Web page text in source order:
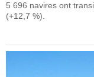
5 696 navires ont
(+12,7 %).